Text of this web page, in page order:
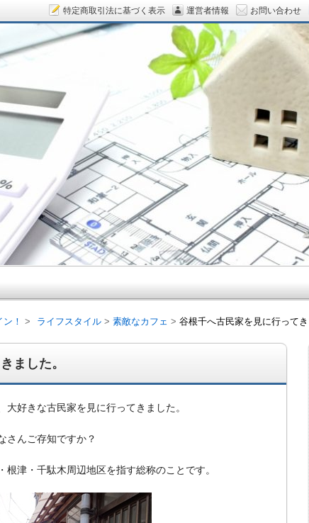
ました。
好きな古民家を見に行ってきました。
さんご存知ですか？
津・千駄木周辺地区を指す総称のことです。
！ ライフスタイル 素敵なカフェ 谷根千へ古民家を見に行ってき
.COM～空室対策をデザイン！
特定商取引法に基づく表示 運営者情報 お問い合わせ